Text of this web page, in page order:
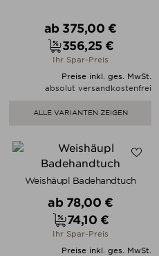
Verkaufspreis
ab 375,00 €
Preis
356,25 €
Ihr Spar-Preis
Preise inkl. ges. MwSt.
absolut versandkostenfrei
ALLE VARIANTEN ZEIGEN
Weishäupl Badehandtuch
Verkaufspreis
ab 78,00 €
Preis
74,10 €
Ihr Spar-Preis
Preise inkl. ges. MwSt.